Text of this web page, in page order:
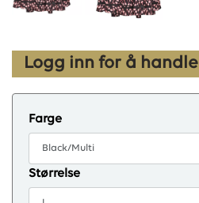
Logg inn for å handle
Farge
Størrelse